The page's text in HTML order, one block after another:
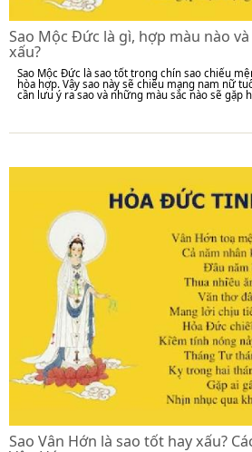
Sao Mộc Đức là gì, hợp màu nào
xấu?
Sao Mộc Đức là sao tốt trong chín sao chiếu
hòa hợp. Vậy sao này sẽ chiếu mạng nam nữ
cần lưu ý ra sao và những màu sắc nào sẽ gặp
Sao Vân Hớn là sao tốt hay xấu?